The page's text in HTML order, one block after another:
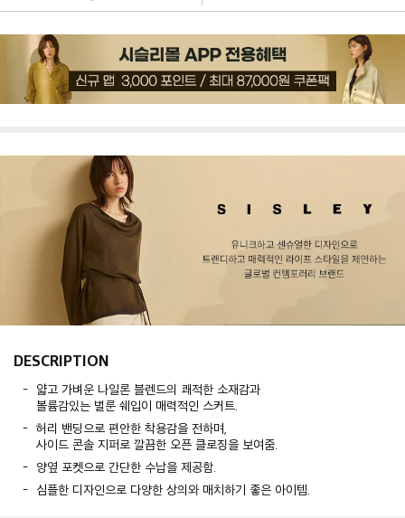
DESCRIPTION
얇고 가벼운 나일론 블렌드의 쾌적한 소재감과
볼륨감있는 벌룬 쉐입이 매력적인 스커트.
허리 밴딩으로 편안한 착용감을 전하며,
사이드 콘솔 지퍼로 깔끔한 오픈 클로징을 보여줌.
양옆 포켓으로 간단한 수납을 제공함.
심플한 디자인으로 다양한 상의와 매치하기 좋은 아이템.